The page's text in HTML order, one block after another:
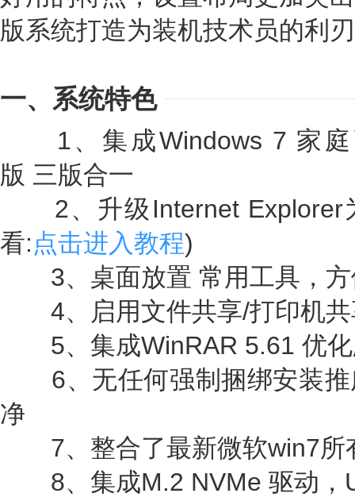
版系统打造为装机技术员的利
一、系统特色
1、集成Windows 7 家庭
版 三版合一
2、升级Internet Explorer
看:点击进入教程)
3、桌面放置 常用工具，方
4、启用文件共享/打印机共
5、集成WinRAR 5.61 优化
6、无任何强制捆绑安装推
净
7、整合了最新微软win7所
8、集成M.2 NVMe 驱动，